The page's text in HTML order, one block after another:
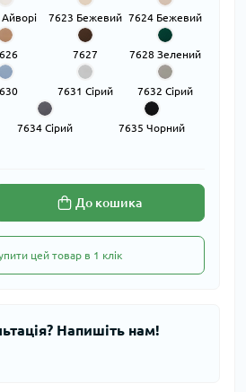
7623 Бежевий 7624 Бежевий
7627
Коричневий
7628 Зелений
7631 Сірий 7632 Сірий
7634 Сірий 7635 Чорний
До кошика
цей товар в 1 клік
Напишіть нам!